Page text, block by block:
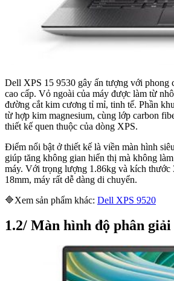
Dell XPS 15 9530 gây ấn tượng với phong
cao cấp. Vỏ ngoài của máy được làm từ
đường cắt kim cương tỉ mỉ, tinh tế. Phần
từ hợp kim magnesium, cùng lớp carbon
thiết kế quen thuộc của dòng XPS.
Điểm nổi bật ở thiết kế là viền màn hình
giúp tăng không gian hiển thị mà không
máy. Với trọng lượng 1.86kg và kích thước
18mm, máy rất dễ dàng di chuyển.
🔷Xem sản phẩm khác: Dell XPS 9520
1.2/ Màn hình độ phân giải